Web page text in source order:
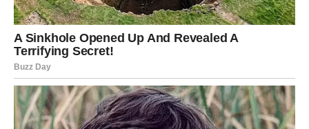
problema sa gutanjem. Zbog zapušenog nosa, disanje se
premešta na usta, a pljuvačka se lakše akumulira.
Povećana količina sekreta, zajedno sa smanjenom
sposobnošću gutanja tokom sna, često dovodi do balavljenja.